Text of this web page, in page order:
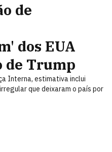
de
dos EUA
de Trump
Interna, estimativa inclui
que deixaram o país por